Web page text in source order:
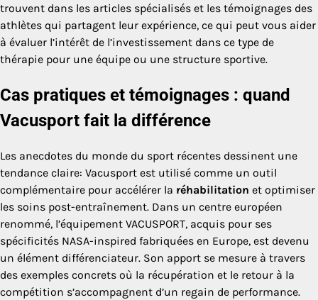
trouvent dans les articles spécialisés et les témoignages des
athlètes qui partagent leur expérience, ce qui peut vous aider
à évaluer l’intérêt de l’investissement dans ce type de
thérapie pour une équipe ou une structure sportive.
Cas pratiques et témoignages : quand
Vacusport fait la différence
Les anecdotes du monde du sport récentes dessinent une
tendance claire: Vacusport est utilisé comme un outil
complémentaire pour accélérer la réhabilitation et optimiser
les soins post-entraînement. Dans un centre européen
renommé, l’équipement VACUSPORT, acquis pour ses
spécificités NASA-inspired fabriquées en Europe, est devenu
un élément différenciateur. Son apport se mesure à travers
des exemples concrets où la récupération et le retour à la
compétition s’accompagnent d’un regain de performance.